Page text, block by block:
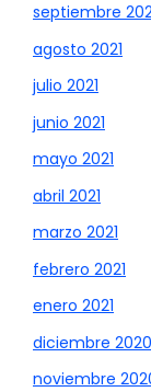
septiembre
agosto 2021
julio 2021
junio 2021
mayo 2021
abril 2021
marzo 2021
febrero 2021
enero 2021
diciembre 2020
noviembre